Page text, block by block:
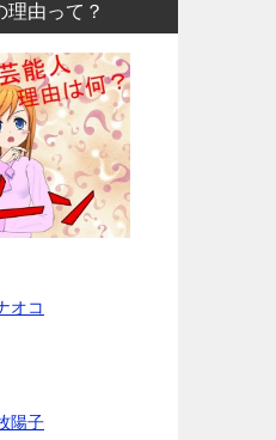
理由って？
オコ
陽子